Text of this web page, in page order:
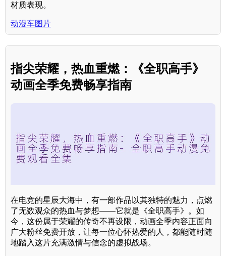
材质表现。
动漫车图片
指尖荣耀，热血重燃：《全职高手》
动画全季免费畅享指南
在电竞的星辰大海中，有一部作品以其独特的魅力，点燃
了无数观众的热血与梦想——它就是《全职高手》。如
今，这份属于荣耀的传奇不再设限，动画全季内容正面向
广大粉丝免费开放，让每一位心怀热爱的人，都能随时随
地踏入这片充满激情与信念的虚拟战场。